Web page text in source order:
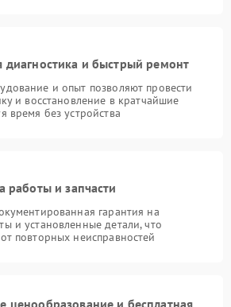
диагностика и быстрый ремонт
и опыт позволяют провести
и восстановление в кратчайшие
время без устройства
работы и запчасти
гарантия на
и установленные детали, что
повторных неисправностей
ценообразование и бесплатная